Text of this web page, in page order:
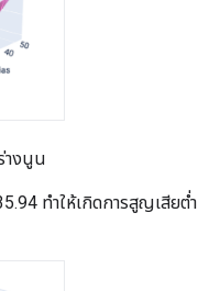
างนูน
ทำให้เกิดการสูญเสียต่ำ